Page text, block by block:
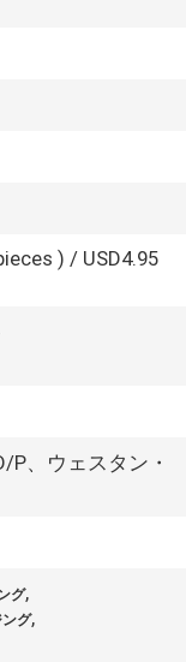
) / USD4.95
、ウェスタン・
グ,
グ,